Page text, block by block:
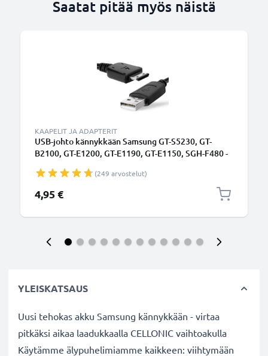
Saatat pitää myös näistä
KAAPELIT JA ADAPTERIT
USB-johto kännykkään Samsung GT-S5230, GT-
B2100, GT-E1200, GT-E1190, GT-E1150, SGH-F480 -
datakaapeli
(249 arvostelut)
4,95 €
YLEISKATSAUS
Uusi tehokas akku Samsung kännykkään - virtaa
pitkäksi aikaa laadukkaalla CELLONIC vaihtoakulla
Käytämme älypuhelimiamme kaikkeen: viihtymään